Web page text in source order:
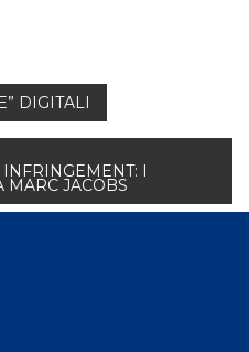
DIGITALI
I
MARC JACOBS